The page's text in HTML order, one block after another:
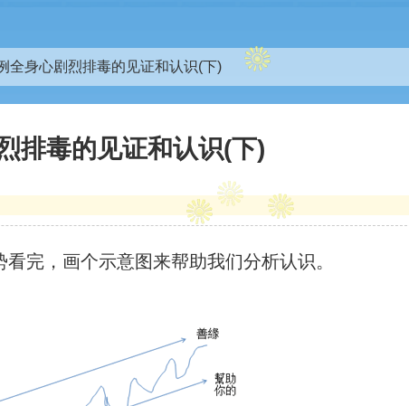
全身心剧烈排毒的见证和认识(下)
排毒的见证和认识(下)
完，画个示意图来帮助我们分析认识。